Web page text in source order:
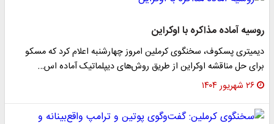
روسیه آماده مذاکره با اوکراین
دیمیتری پسکوف، سخنگوی کرملین امروز چهارشنبه اعلام کرد که مسکو
برای حل مناقشه اوکراین از طریق روش‌های دیپلماتیک آماده اس…
۲۶ شهریور ۱۴۰۴